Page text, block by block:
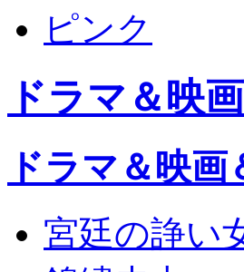
ピンク
ドラマ＆映
ドラマ＆映画
宮廷の諍い